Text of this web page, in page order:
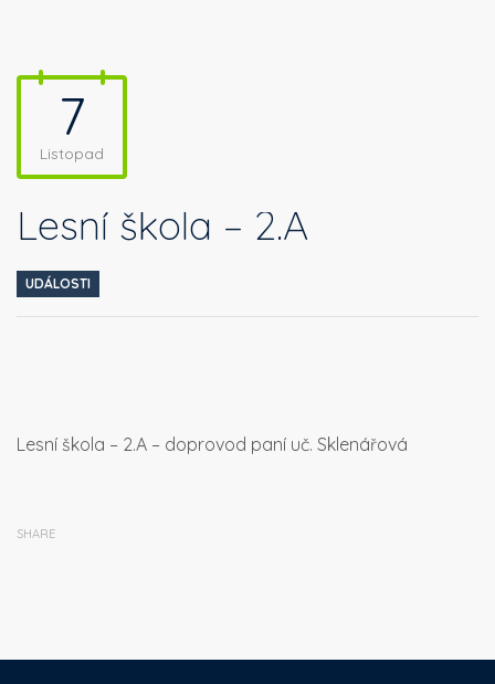
7
Listopad
Lesní škola – 2.A
UDÁLOSTI
Lesní škola – 2.A – doprovod paní uč. Sklenářová
SHARE